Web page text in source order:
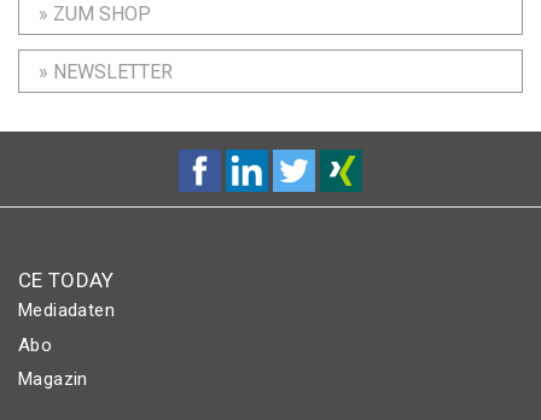
» ZUM SHOP
» NEWSLETTER
CE TODAY
Mediadaten
Abo
Magazin